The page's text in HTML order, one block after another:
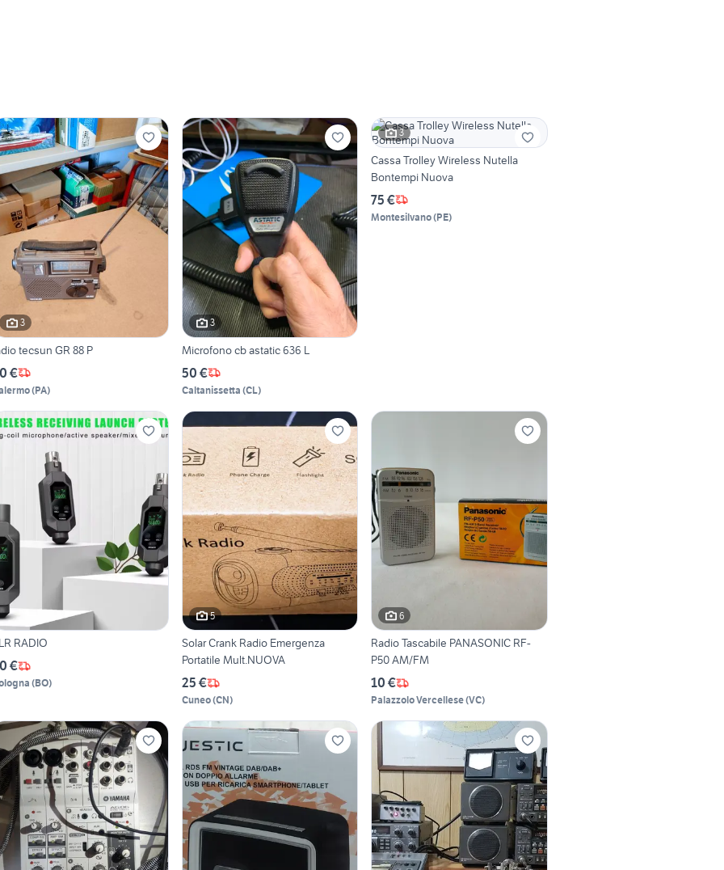
3
tecsun GR 88 P
€
(PA)
3
Microfono cb astatic 636 L
50 €
Caltanissetta (CL)
3
Cassa Trolley Wireless Nutella
Bontempi Nuova
75 €
Montesilvano(PE)
RADIO
€
(BO)
5
Solar Crank Radio Emergenza
Portatile Mult.NUOVA
25 €
Cuneo(CN)
6
Radio Tascabile PANASONIC RF-
P50 AM/FM
10 €
Palazzolo Vercellese(VC)